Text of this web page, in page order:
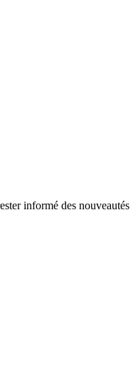
informé des nouveautés